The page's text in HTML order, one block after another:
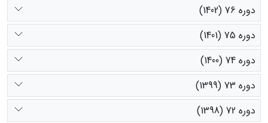
دوره 76 (1402)
دوره 75 (1401)
دوره 74 (1400)
دوره 73 (1399)
دوره 72 (1398)